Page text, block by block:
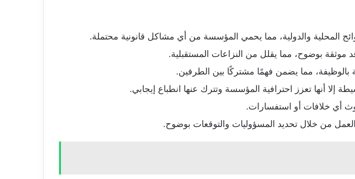
المحلية والدولية، مما يحمي المؤسسة من أي مشاكل قانونية محتملة.
بوضوح، مما يقلل من النزاعات المستقبلية.
بالوظيفة، مما يضمن فهمًا مشتركًا بين الطرفين.
إلا أنها تعزز احترافية المؤسسة وتترك عنها انطباع إيجابي.
أي خلافات أو استفسارات.
من خلال تحديد المسؤوليات والتوقعات بوضوح.